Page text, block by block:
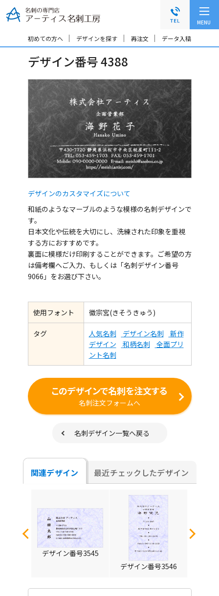
ロ
ル
文ー
ナ
ッ
へ
MENU
初めての方へ デザインを探す 再注文 データ入稿
デザイン番号 4388
デザインのカスタマイズについて
和紙のようなマーブルのような模様の名刺デザインで
す。
日本文化や伝統を大切にし、洗練された印象を重視
する方におすすめです。
裏面に模様だけ印刷することができます。ご希望の方
は備考欄へご入力、もしくは「名刺デザイン番号
9066」をお選び下さい。
使用フォント 徽宗宮(きそうきゅう)
タグ 人気名刺 デザイン名刺
新作
デザイン
和柄名刺
全面プリ
ント名刺
このデザインで名刺を注文する
名刺注文フォームへ
名刺デザイン一覧へ戻る
関連デザイン 最近チェックしたデザイン
デザイン番号3545
デザイン番号3546